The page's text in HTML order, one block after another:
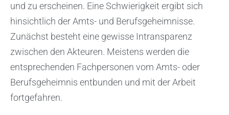
und zu erscheinen. Eine Schwierigkeit ergibt sich
hinsichtlich der Amts- und Berufsgeheimnisse.
Zunächst besteht eine gewisse Intransparenz
zwischen den Akteuren. Meistens werden die
entsprechenden Fachpersonen vom Amts- oder
Berufsgeheimnis entbunden und mit der Arbeit
fortgefahren.